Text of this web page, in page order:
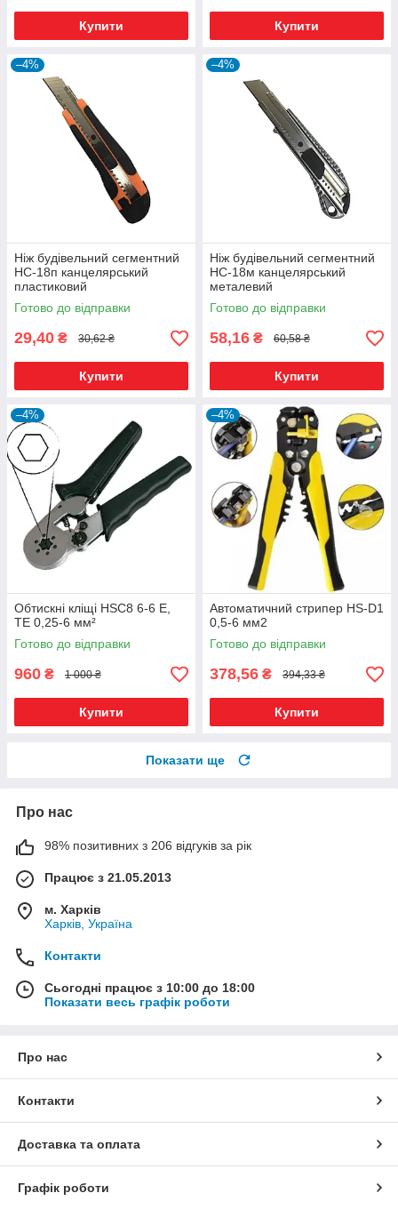
Купити Купити
–4%
Ніж будівельний сегментний
НС-18п канцелярський
пластиковий
Готово до відправки
29,40 ₴ 30,62 ₴
Купити
–4%
Ніж будівельний сегментний
НС-18м канцелярський
металевий
Готово до відправки
58,16 ₴ 60,58 ₴
Купити
–4%
Обтискні кліщі HSC8 6-6 Е,
ТЕ 0,25-6 мм²
Готово до відправки
960 ₴ 1 000 ₴
Купити
–4%
Автоматичний стрипер HS-D1
0,5-6 мм2
Готово до відправки
378,56 ₴ 394,33 ₴
Купити
Показати ще
Про нас
98% позитивних з 206 відгуків за рік
Працює з 21.05.2013
м. Харків
Харків, Україна
Контакти
Сьогодні працює з 10:00 до 18:00
Показати весь графік роботи
Про нас
Контакти
Доставка та оплата
Графік роботи